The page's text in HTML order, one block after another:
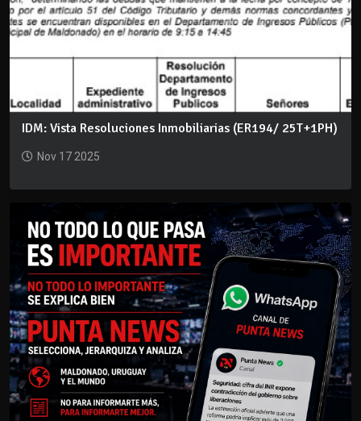
IDM: Vista Resoluciones Inmobiliarias (ER194/ 25T+1PH)
Nov 17 2025